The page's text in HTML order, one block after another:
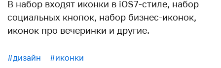
В набор входят иконки в iOS7-стиле, набор
социальных кнопок, набор бизнес-иконок,
иконок про вечеринки и другие.
#дизайн #иконки